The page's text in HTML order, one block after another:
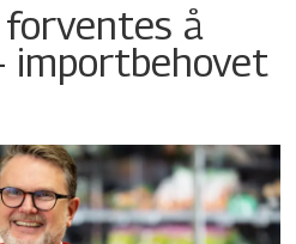
å
importbehovet